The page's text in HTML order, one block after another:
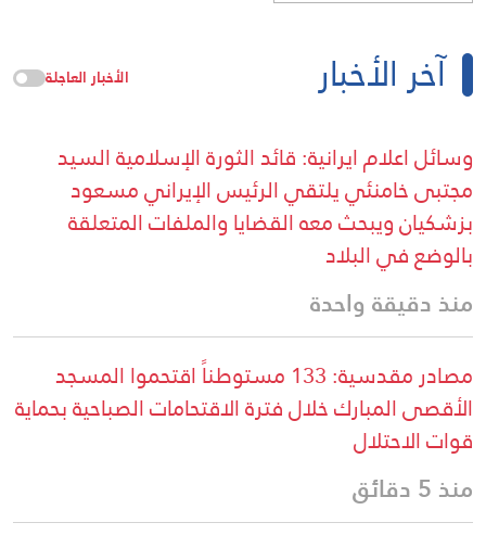
آخر الأخبار الأخبار العاجلة
وسائل اعلام ايرانية: قائد الثورة الإسلامية السيد
مجتبى خامنئي يلتقي الرئيس الإيراني مسعود
بزشكيان ويبحث معه القضايا والملفات المتعلقة
بالوضع في البلاد
منذ دقيقة واحدة
مصادر مقدسية: 133 مستوطناً اقتحموا المسجد
الأقصى المبارك خلال فترة الاقتحامات الصباحية بحماية
قوات الاحتلال
منذ 5 دقائق